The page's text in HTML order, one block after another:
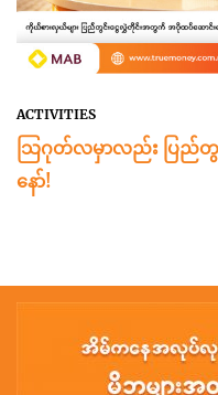
ACTIVITIES
သြဂုတ်လမှာလည်း ပြည်တွ
နော်!